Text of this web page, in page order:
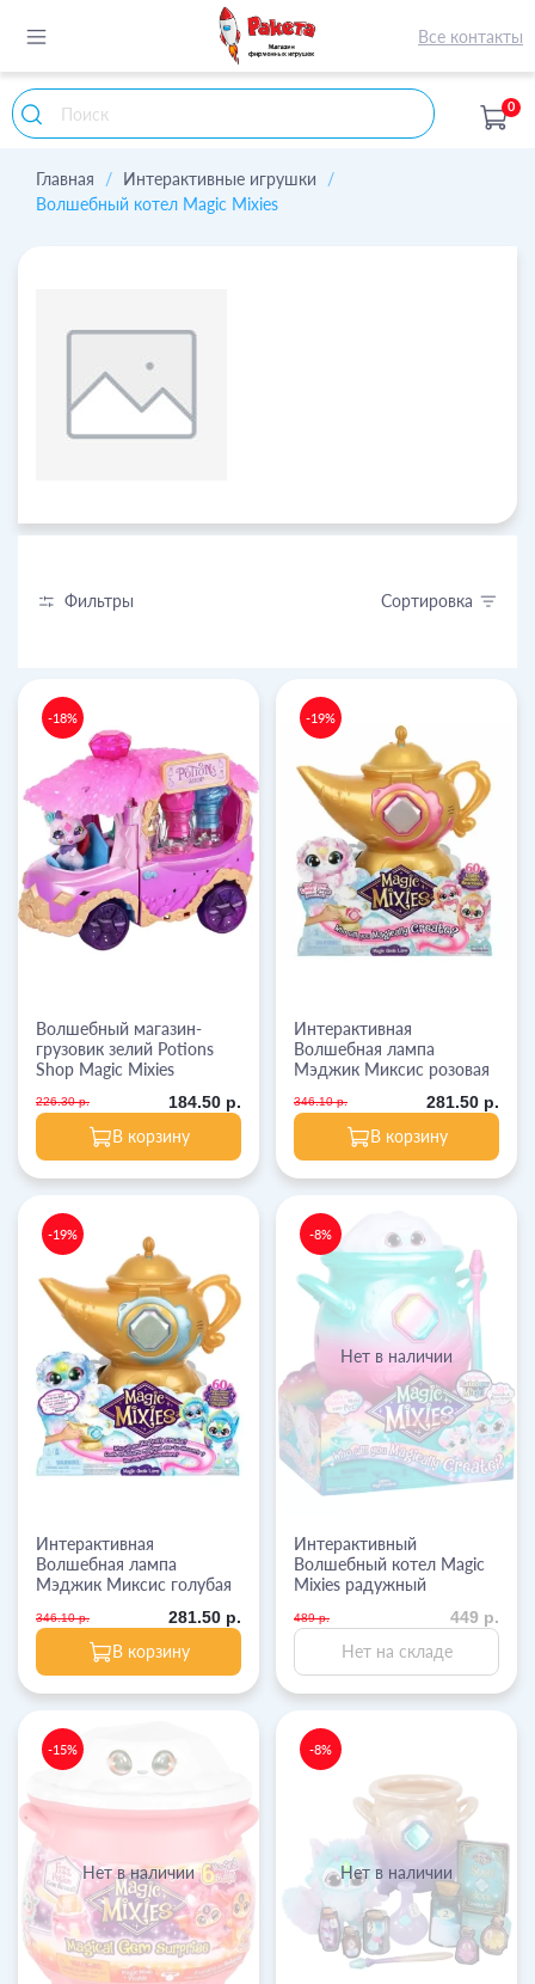
Все контакты
0
Главная
Интерактивные игрушки
Волшебный котел Magic Mixies
Фильтры Сортировка
-18%
Волшебный магазин-
грузовик зелий Potions
Shop Magic Mixies
226.30 р. 184.50 р.
В корзину
-19%
Интерактивная
Волшебная лампа
Мэджик Миксис розовая
346.10 р. 281.50 р.
В корзину
-19%
Интерактивная
Волшебная лампа
Мэджик Миксис голубая
346.10 р. 281.50 р.
В корзину
Нет в наличии
-8%
Интерактивный
Волшебный котел Magic
Mixies радужный
489 р. 449 р.
Нет на складе
Нет в наличии
-15%
Нет в наличии
-8%